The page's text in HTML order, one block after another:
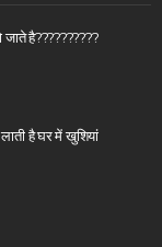
जाते है??????????
है घर में खुशियां